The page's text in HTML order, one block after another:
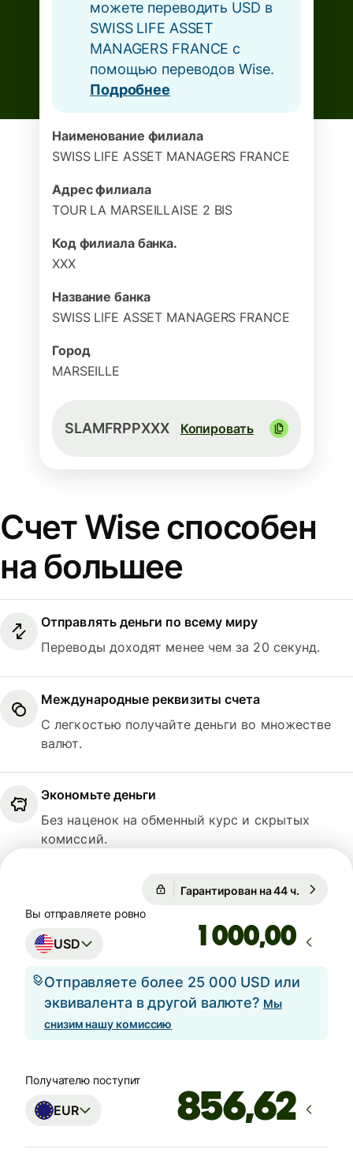
можете переводить USD в
SWISS LIFE ASSET
MANAGERS FRANCE с
помощью переводов Wise.
Подробнее
Наименование филиала
SWISS LIFE ASSET MANAGERS FRANCE
Адрес филиала
TOUR LA MARSEILLAISE 2 BIS
Код филиала банка.
XXX
Название банка
SWISS LIFE ASSET MANAGERS FRANCE
Город
MARSEILLE
SLAMFRPPXXX Копировать
Счет Wise способен
на большее
Отправлять деньги по всему миру
Переводы доходят менее чем за 20 секунд.
Международные реквизиты счета
С легкостью получайте деньги во множестве
валют.
Экономьте деньги
Без наценок на обменный курс и скрытых
комиссий.
Гарантирован на 44 ч.
Вы отправляете ровно
USD ,00
Отправляете более 25 000 USD или
эквивалента в другой валюте? Мы
снизим нашу комиссию
Получателю поступит
EUR